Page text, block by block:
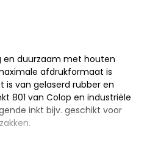
en duurzaam met houten
afdrukformaat is
is van gelaserd rubber en
801 van Colop en industriële
inkt bijv. geschikt voor